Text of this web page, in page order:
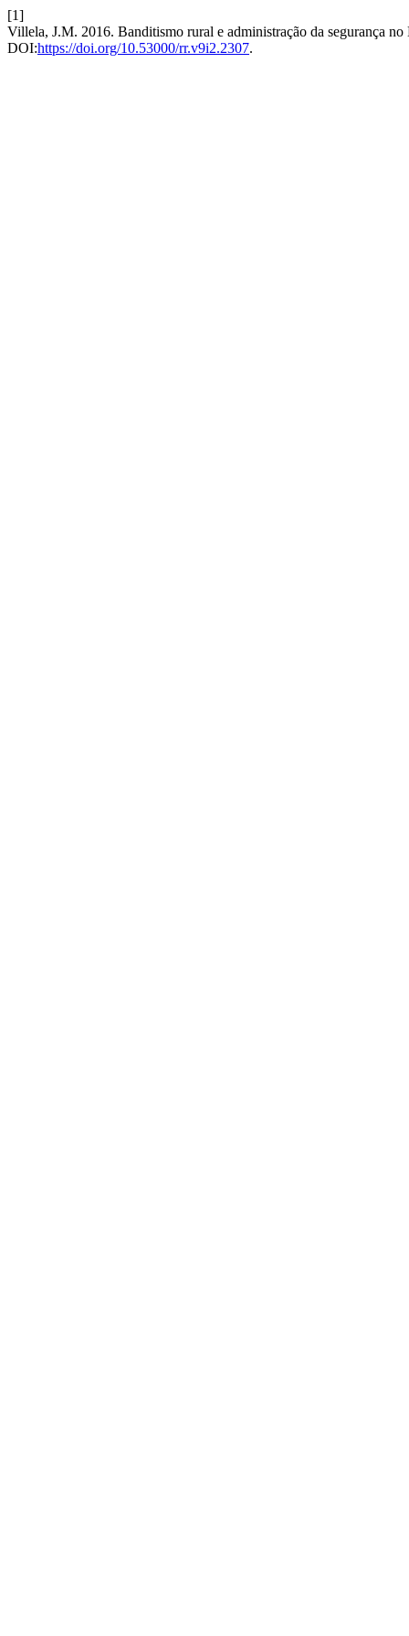
[1]
Villela, J.M. 2016. Banditismo rural e administração da segurança
DOI:https://doi.org/10.53000/rr.v9i2.2307.